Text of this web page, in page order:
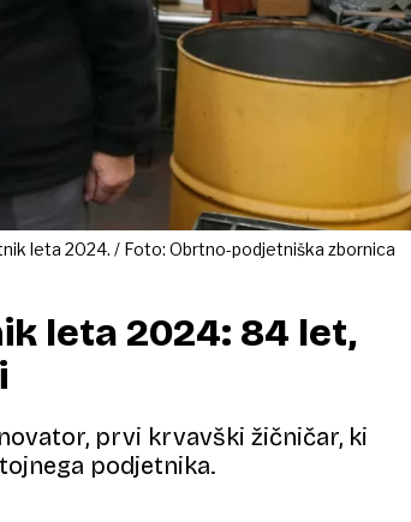
leta 2024. / Foto: Obrtno-podjetniška zbornica
leta 2024: 84 let,
prvi krvavški žičničar, ki
podjetnika.